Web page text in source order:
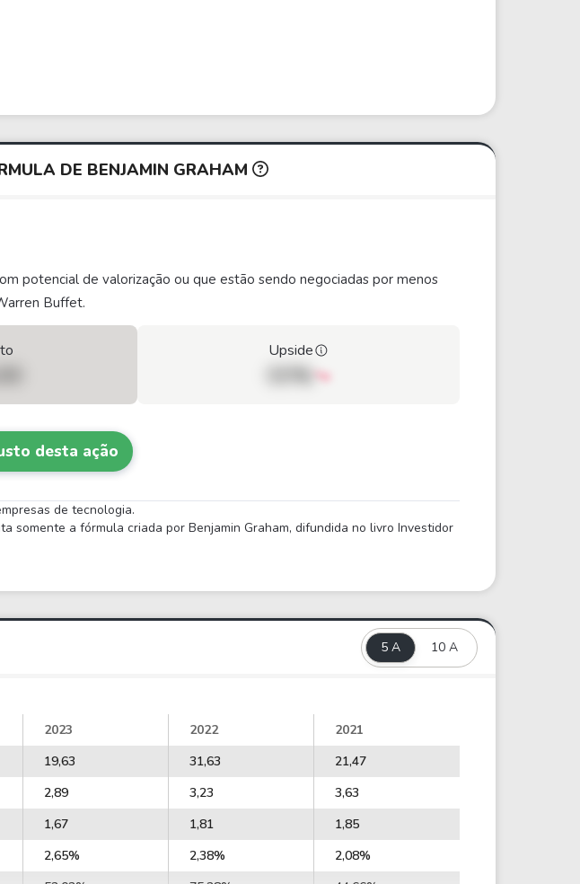
DE BENJAMIN GRAHAM
potencial de valorização ou que estão sendo negociadas por menos
Buffet.
Upside
00%
desta ação
de tecnologia.
somente a fórmula criada por Benjamin Graham, difundida no livro Investidor
5 A 10 A
2023 2022
2021
19,63 31,63
21,47
2,89 3,23
3,63
1,67 1,81
1,85
2,65% 2,38%
2,08%